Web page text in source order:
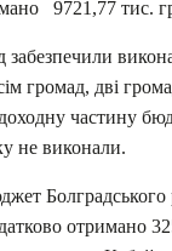
9721,77 тис.
забезпечили
громад, дві
частину
не виконали.
отримано